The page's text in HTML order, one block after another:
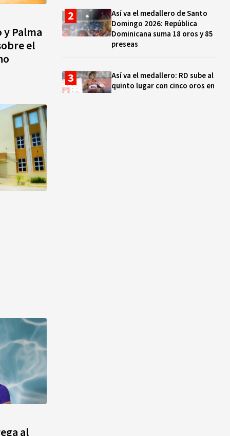
y Palma
el
al
Así va el medallero de Santo
Domingo 2026: República
Dominicana suma 18 oros y 85
preseas
Así va el medallero: RD sube al
quinto lugar con cinco oros en